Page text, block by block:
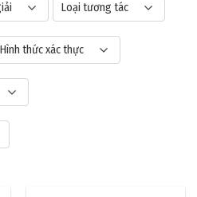
Loại tương tác
Hình thức xác thực